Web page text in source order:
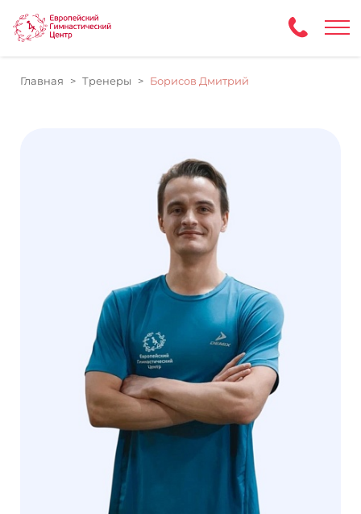
Главная Тренеры Борисов Дмитрий